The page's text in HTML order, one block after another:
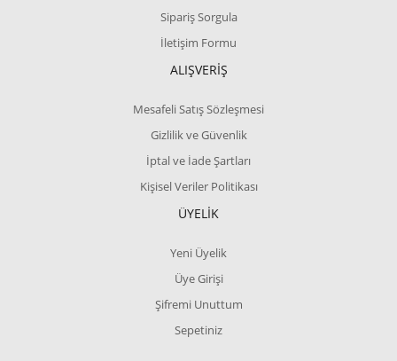
Sipariş Sorgula
İletişim Formu
ALIŞVERİŞ
Mesafeli Satış Sözleşmesi
Gizlilik ve Güvenlik
İptal ve İade Şartları
Kişisel Veriler Politikası
ÜYELİK
Yeni Üyelik
Üye Girişi
Şifremi Unuttum
Sepetiniz